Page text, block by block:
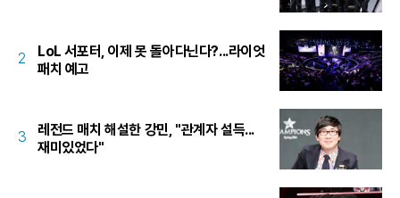
2
LoL 서포터, 이제 못 돌아다닌다?...라이엇
패치 예고
3
레전드 매치 해설한 강민, "관계자 설득...
재미있었다"